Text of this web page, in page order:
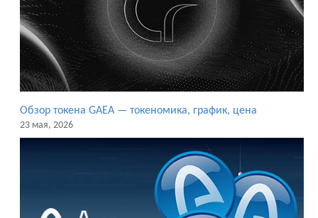
Обзор токена GAEA — токеномика, график, цена
23 мая, 2026